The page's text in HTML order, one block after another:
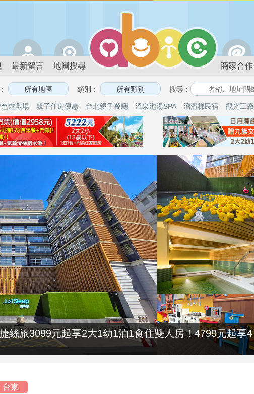
最新留言 地圖搜尋 商家合作
類別： 搜尋：
遊戲場 親子住房優惠 台北親子餐廳 溫泉泡湯SPA 溜滑梯民宿 觀光工廠
絲旅3099元起享2大1幼1泊1食住雙人房！4799元起享4
台東